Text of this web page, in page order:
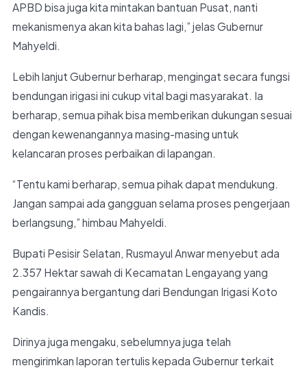
APBD bisa juga kita mintakan bantuan Pusat, nanti
mekanismenya akan kita bahas lagi,” jelas Gubernur
Mahyeldi.
Lebih lanjut Gubernur berharap, mengingat secara fungsi
bendungan irigasi ini cukup vital bagi masyarakat. Ia
berharap, semua pihak bisa memberikan dukungan sesuai
dengan kewenangannya masing-masing untuk
kelancaran proses perbaikan di lapangan.
“Tentu kami berharap, semua pihak dapat mendukung.
Jangan sampai ada gangguan selama proses pengerjaan
berlangsung,” himbau Mahyeldi.
Bupati Pesisir Selatan, Rusmayul Anwar menyebut ada
2.357 Hektar sawah di Kecamatan Lengayang yang
pengairannya bergantung dari Bendungan Irigasi Koto
Kandis.
Dirinya juga mengaku, sebelumnya juga telah
mengirimkan laporan tertulis kepada Gubernur terkait